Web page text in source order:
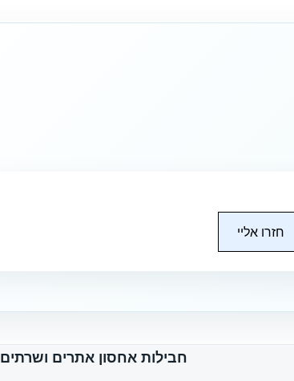
חזרו אליי
חבילות אחסון אתרים ושרתים